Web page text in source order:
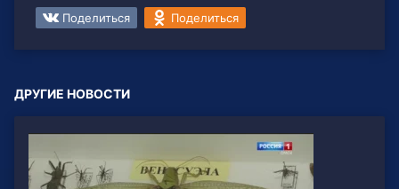
Поделиться Поделиться
ДРУГИЕ НОВОСТИ